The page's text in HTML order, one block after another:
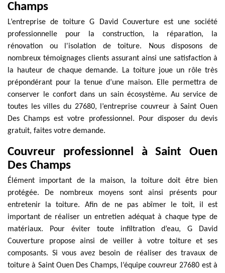
Champs
L’entreprise de toiture G David Couverture est une société
professionnelle pour la construction, la réparation, la
rénovation ou l'isolation de toiture. Nous disposons de
nombreux témoignages clients assurant ainsi une satisfaction à
la hauteur de chaque demande. La toiture joue un rôle très
prépondérant pour la tenue d’une maison. Elle permettra de
conserver le confort dans un sain écosystème. Au service de
toutes les villes du 27680, l’entreprise couvreur à Saint Ouen
Des Champs est votre professionnel. Pour disposer du devis
gratuit, faites votre demande.
Couvreur professionnel à Saint Ouen
Des Champs
Élément important de la maison, la toiture doit être bien
protégée. De nombreux moyens sont ainsi présents pour
entretenir la toiture. Afin de ne pas abîmer le toit, il est
important de réaliser un entretien adéquat à chaque type de
matériaux. Pour éviter toute infiltration d’eau, G David
Couverture propose ainsi de veiller à votre toiture et ses
composants. Si vous avez besoin de réaliser des travaux de
toiture à Saint Ouen Des Champs, l’équipe couvreur 27680 est à